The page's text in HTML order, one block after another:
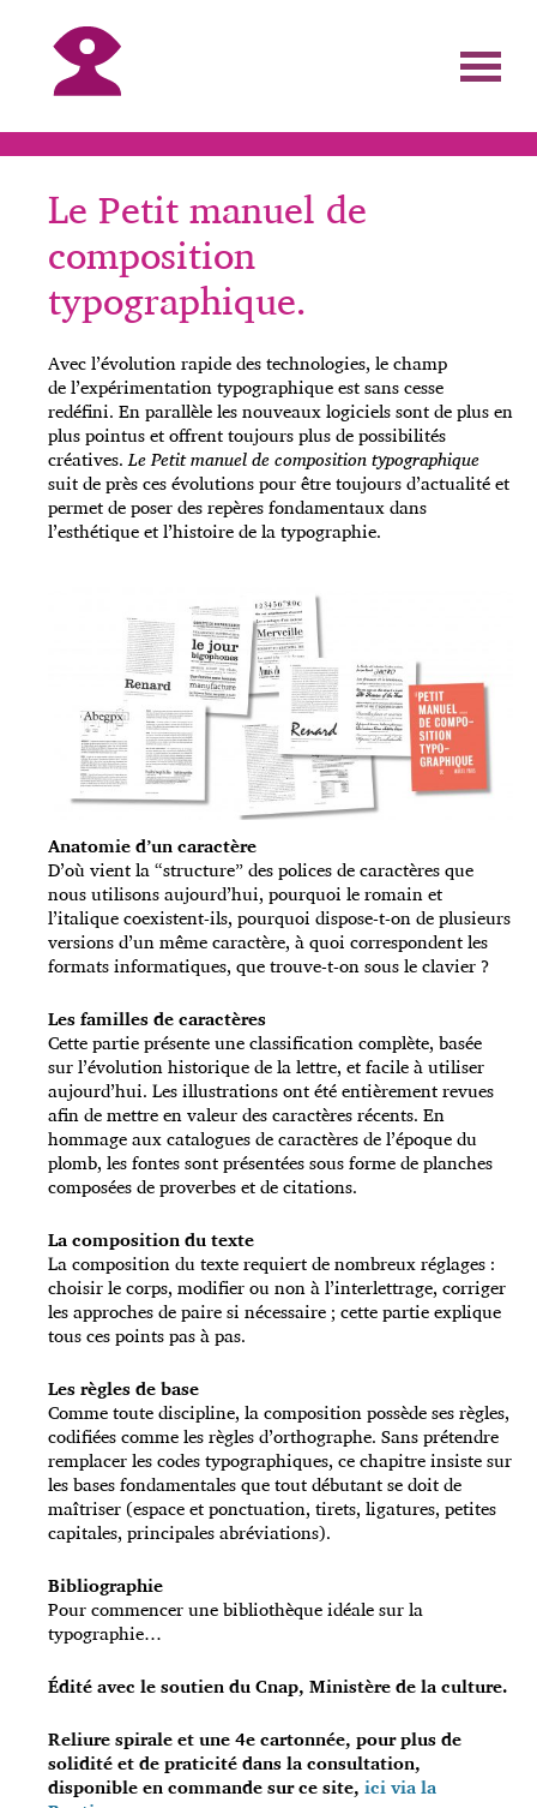
Le Petit manuel de
composition
typographique.
Avec l’évolution rapide des technologies, le champ
de l’expérimentation typographique est sans cesse
redéfini. En parallèle les nouveaux logiciels sont de plus en
plus pointus et offrent toujours plus de possibilités
créatives.Le Petit manuel de composition typographique
suit de près ces évolutions pour être toujours d’actualité et
permet de poser des repères fondamentaux dans
l’esthétique et l’histoire de la typographie.
Anatomie d’un caractère
D’où vient la “structure” des polices de caractères que
nous utilisons aujourd’hui, pourquoi le romain et
l’italique coexistent-ils, pourquoi dispose-t-on de plusieurs
versions d’un même caractère, à quoi correspondent les
formats informatiques, que trouve-t-on sous le clavier ?
Les familles de caractères
Cette partie présente une classification complète, basée
sur l’évolution historique de la lettre, et facile à utiliser
aujourd’hui. Les illustrations ont été entièrement revues
afin de mettre en valeur des caractères récents. En
hommage aux catalogues de caractères de l’époque du
plomb, les fontes sont présentées sous forme de planches
composées de proverbes et de citations.
La composition du texte
La composition du texte requiert de nombreux réglages :
choisir le corps, modifier ou non à l’interlettrage, corriger
les approches de paire si nécessaire ; cette partie explique
tous ces points pas à pas.
Les règles de base
Comme toute discipline, la composition possède ses règles,
codifiées comme les règles d’orthographe. Sans prétendre
remplacer les codes typographiques, ce chapitre insiste sur
les bases fondamentales que tout débutant se doit de
maîtriser (espace et ponctuation, tirets, ligatures, petites
capitales, principales abréviations).
Bibliographie
Pour commencer une bibliothèque idéale sur la
typographie…
Édité avec le soutien du Cnap, Ministère de la culture.
Reliure spirale et une 4e cartonnée, pour plus de
solidité et de praticité dans la consultation,
disponible en commande sur ce site, icivia la